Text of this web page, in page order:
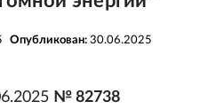
Опубликован: 30.06.2025
№ 82738